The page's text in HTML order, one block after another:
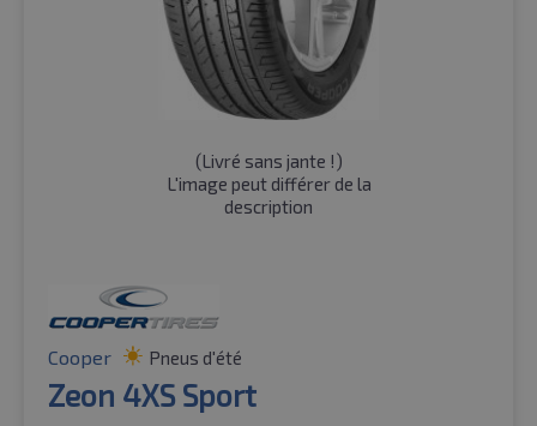
(Livré sans jante !)
L'image peut différer de la
description
Cooper Pneus d'été
Zeon 4XS Sport